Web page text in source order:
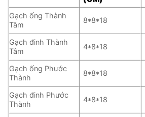
Gạch ống Thành
Tâm
8*8*18
Gạch đinh Thành
Tâm
4*8*18
Gạch ống Phước
Thành
8*8*18
Gạch đinh Phước
Thành
4*8*18